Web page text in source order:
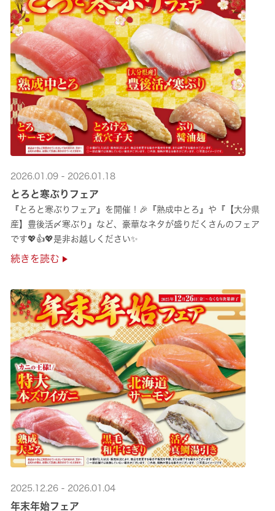
2026.01.09 - 2026.01.18
とろと寒ぶりフェア
『とろと寒ぶりフェア』を開催！🎉『熟成中とろ』や『【大分県
産】豊後活〆寒ぶり』など、豪華なネタが盛りだくさんのフェア
です💖👍💖是非お越しください✨
続きを読む
2025.12.26 - 2026.01.04
年末年始フェア